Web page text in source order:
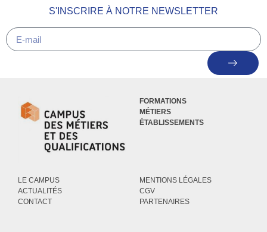
S'INSCRIRE À NOTRE NEWSLETTER
FORMATIONS
MÉTIERS
ÉTABLISSEMENTS
LE CAMPUS
ACTUALITÉS
CONTACT
MENTIONS LÉGALES
CGV
PARTENAIRES